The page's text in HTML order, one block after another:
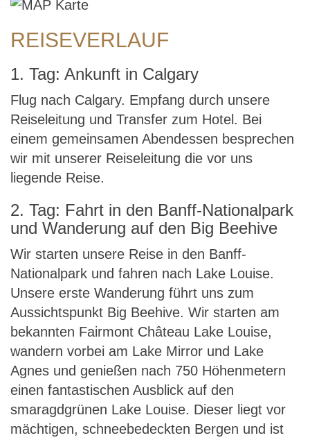
REISEVERLAUF
1. Tag: Ankunft in Calgary
Flug nach Calgary. Empfang durch unsere
Reiseleitung und Transfer zum Hotel. Bei
einem gemeinsamen Abendessen besprechen
wir mit unserer Reiseleitung die vor uns
liegende Reise.
2. Tag: Fahrt in den Banff-Nationalpark
und Wanderung auf den Big Beehive
Wir starten unsere Reise in den Banff-
Nationalpark und fahren nach Lake Louise.
Unsere erste Wanderung führt uns zum
Aussichtspunkt Big Beehive. Wir starten am
bekannten Fairmont Château Lake Louise,
wandern vorbei am Lake Mirror und Lake
Agnes und genießen nach 750 Höhenmetern
einen fantastischen Ausblick auf den
smaragdgrünen Lake Louise. Dieser liegt vor
mächtigen, schneebedeckten Bergen und ist